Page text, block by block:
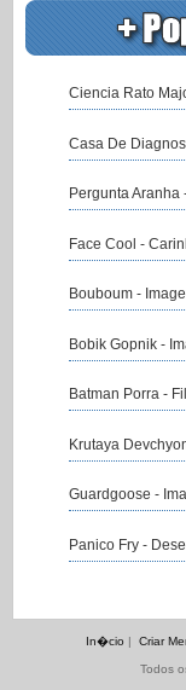
Ciencia Rato
Casa De
Pergunta Aranha
Face Cool -
Bouboum -
Bobik Gopnik -
Batman Porra -
Krutaya
Guardgoose -
Panico Fry -
In�cio | Criar
Todos